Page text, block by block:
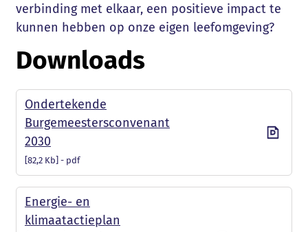
verbinding met elkaar, een positieve impact te
kunnen hebben op onze eigen leefomgeving?
Downloads
Ondertekende
Burgemeestersconvenant
2030
82,2 Kb pdf
Energie- en
klimaatactieplan